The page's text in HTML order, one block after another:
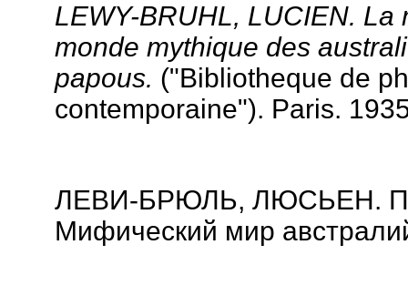
LEWY-BRUHL, LUCIEN.
monde mythique des
papous. ("Bibliotheque de
contemporaine"). Paris.
ЛЕВИ-БРЮЛЬ, ЛЮСЬЕН.
Мифический мир